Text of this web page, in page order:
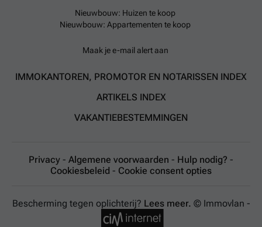
Nieuwbouw: Huizen te koop
Nieuwbouw: Appartementen te koop
Maak je e-mail alert aan
IMMOKANTOREN, PROMOTOR EN NOTARISSEN INDEX
ARTIKELS INDEX
VAKANTIEBESTEMMINGEN
Privacy - Algemene voorwaarden - Hulp nodig? -
Cookiesbeleid - Cookie consent opties
Bescherming tegen oplichterij? Lees meer. © Immovlan -